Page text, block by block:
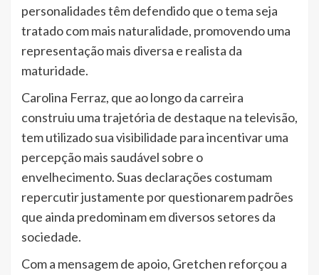
personalidades têm defendido que o tema seja
tratado com mais naturalidade, promovendo uma
representação mais diversa e realista da
maturidade.
Carolina Ferraz, que ao longo da carreira
construiu uma trajetória de destaque na televisão,
tem utilizado sua visibilidade para incentivar uma
percepção mais saudável sobre o
envelhecimento. Suas declarações costumam
repercutir justamente por questionarem padrões
que ainda predominam em diversos setores da
sociedade.
Com a mensagem de apoio, Gretchen reforçou a